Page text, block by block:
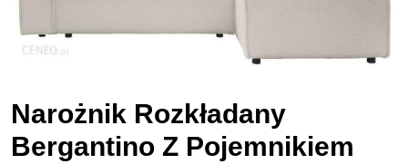
Narożnik Rozkładany
Bergantino Z Pojemnikiem